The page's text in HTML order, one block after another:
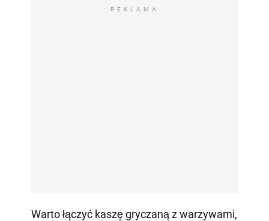
REKLAMA
Warto łączyć kaszę gryczaną z warzywami,